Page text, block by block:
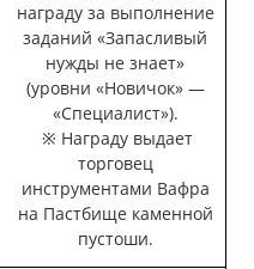
награду за выполнение
заданий «Запасливый
нужды не знает»
(уровни «Новичок» —
«Специалист»).
※ Награду выдает
торговец
инструментами Вафра
на Пастбище каменной
пустоши.